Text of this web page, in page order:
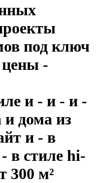
под ключ
-
и - и - и -
дома из
и - в
в стиле hi-
300 м²